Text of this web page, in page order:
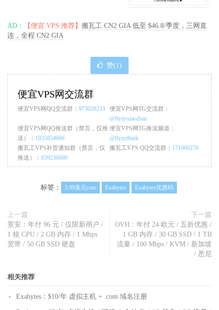
AD： 【便宜 VPS 推荐】 搬瓦工 CN2 GIA 低至 $46.8/季度，三网直
连，全程 CN2 GIA
赞(1 )
便宜VPS网交流群
便宜VPS网QQ交流群： 973028233
便宜VPS网TG交流群：
@flyzyxiaozhan
便宜VPS网QQ推送群（禁言，仅推
送）： 1035854666
便宜VPS网TG推送频道：
@flyzythink
搬瓦工VPS补货通知群（禁言，仅
推送）： 659236660
搬瓦工VPS QQ交流群： 171060270
标签： 3.99美元com Exabytes Exabytes优惠码
上一篇
景安：年付 96 元 / 仅限新用户 /
1 核 CPU / 2 GB 内存 / 1 Mbps
宽带 / 50 GB SSD 硬盘
下一篇
OVH：年付 24 欧元 / 五折优惠 /
1 GB 内存 / 30 GB SSD / 1 TB
流量 / 100 Mbps / KVM / 新加坡
/ 悉尼
相关推荐
Exabytes：$10/年 虚拟主机 + .com 域名注册